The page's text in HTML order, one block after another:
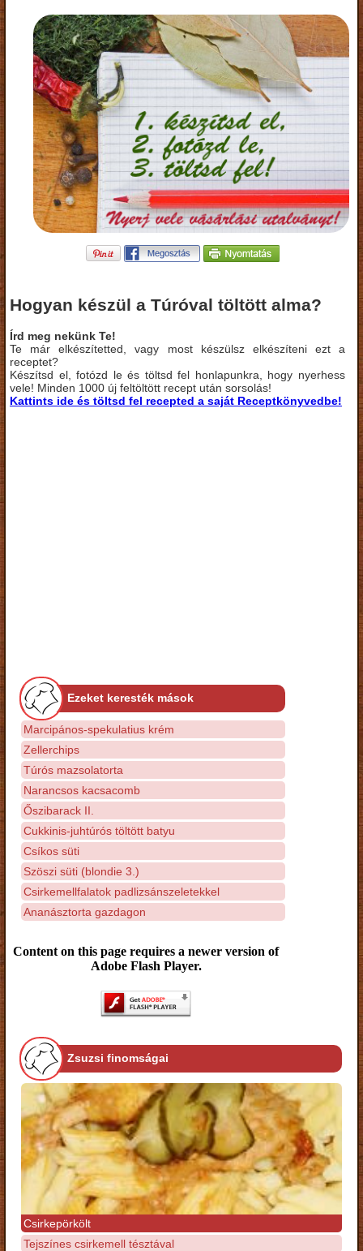
Hogyan készül a Túróval töltött alma?
Írd meg nekünk Te!
Te már elkészítetted, vagy most készülsz elkészíteni ezt a
receptet?
Készítsd el, fotózd le és töltsd fel honlapunkra, hogy nyerhess
vele! Minden 1000 új feltöltött recept után sorsolás!
Kattints ide és töltsd fel recepted a saját Receptkönyvedbe!
Ezeket keresték mások
Marcipános-spekulatius krém
Zellerchips
Túrós mazsolatorta
Narancsos kacsacomb
Őszibarack II.
Cukkinis-juhtúrós töltött batyu
Csíkos süti
Szöszi süti (blondie 3.)
Csirkemellfalatok padlizsánszeletekkel
Ananásztorta gazdagon
Content on this page requires a newer version of
Adobe Flash Player.
Zsuzsi finomságai
Csirkepörkölt
Tejszínes csirkemell tésztával